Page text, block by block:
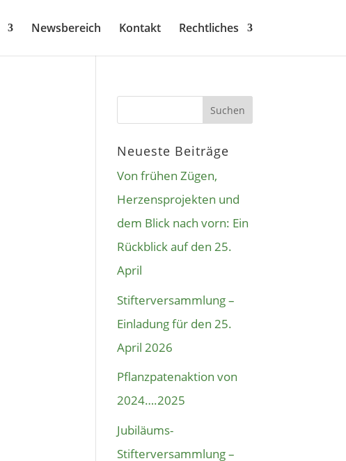
Newsbereich Kontakt Rechtliches
Neueste Beiträge
Von frühen Zügen,
Herzensprojekten und
dem Blick nach vorn: Ein
Rückblick auf den 25.
April
Stifterversammlung –
Einladung für den 25.
April 2026
Pflanzpatenaktion von
2024….2025
Jubiläums-
Stifterversammlung –